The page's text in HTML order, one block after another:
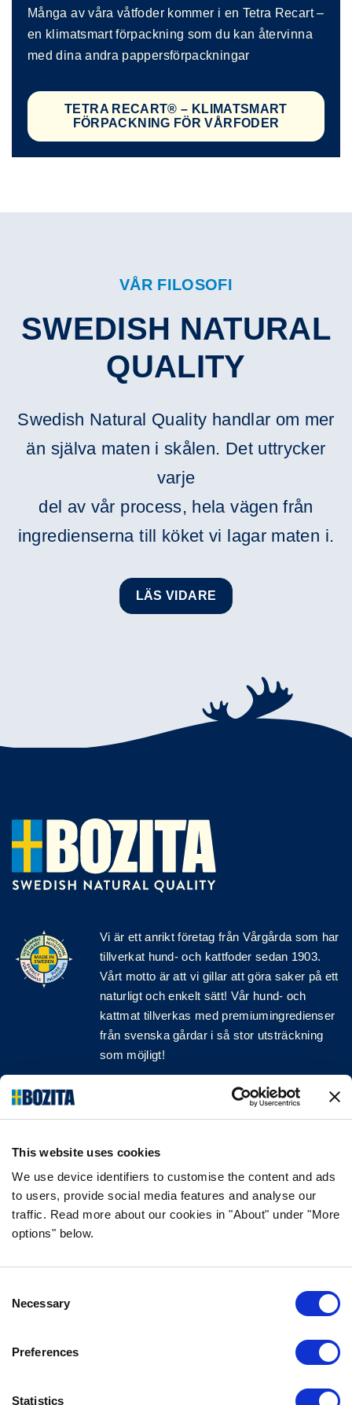
This website uses cookies
We use device identifiers to customise the content and ads
to users, provide social media features and analyse our
traffic. Read more about our cookies in "About" under "More
options" below.
Selection
Necessary
Preferences
Statistics
Många av våra våtfoder kommer i en Tetra Recart –
en klimatsmart förpackning som du kan återvinna
med dina andra pappersförpackningar
TETRA RECART® – KLIMATSMART
FÖRPACKNING FÖR VÅRFODER
VÅR FILOSOFI
SWEDISH NATURAL
QUALITY
Swedish Natural Quality handlar om mer
än själva maten i skålen. Det uttrycker
varje
del av vår process, hela vägen från
ingredienserna till köket vi lagar maten i.
LÄS VIDARE
Vi är ett anriktföretag från Vårgårda som har
tillverkat hund- och kattfoder sedan 1903.
Vårt motto är att vi gillar att göra saker på ett
naturligt och enkelt sätt! Vår hund- och
kattmat tillverkas med premiumingredienser
från svenska gårdar i så stor utsträckning
som möjligt!
Följ oss på sociala medier
INFORMATION
VANLIGA FRÅGOR & SVAR
OM FÖRETAGET
KUNDTJÄNST